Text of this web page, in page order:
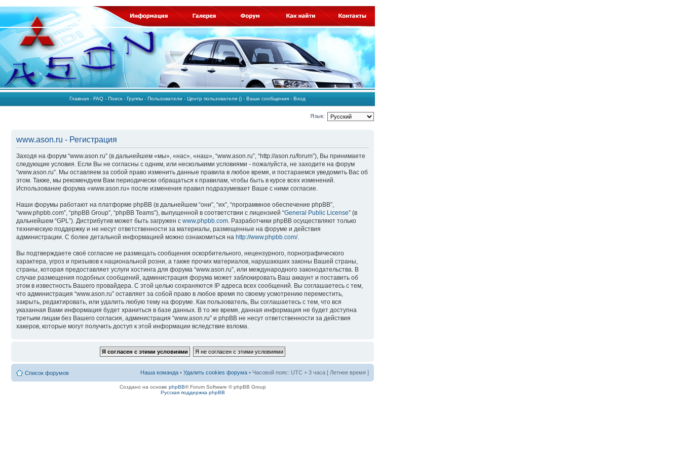
Главная - FAQ - Поиск - Группы - Пользователи - Центр пользователя () - Ваши сообщения - Вход
Язык:
www.ason.ru - Регистрация
Заходя на форум “www.ason.ru” (в дальнейшем «мы», «нас», «наш», “www.ason.ru”, “http://ason.ru/forum”), Вы принимаете
следующие условия. Если Вы не согласны с одним, или несколькими условиями - пожалуйста, не заходите на форум
“www.ason.ru”. Мы оставляем за собой право изменить данные правила в любое время, и постараемся уведомить Вас об
этом. Также, мы рекомендуем Вам периодически обращаться к правилам, чтобы быть в курсе всех изменений.
Использование форума «www.ason.ru» после изменения правил подразумевает Ваше с ними согласие.
Наши форумы работают на платформе phpBB (в дальнейшем “они”, “их”, “программное обеспечение phpBB”,
“www.phpbb.com”, “phpBB Group”, “phpBB Teams”), выпущенной в соответствии с лицензией “General Public License” (в
дальнейшем “GPL”). Дистрибутив может быть загружен с www.phpbb.com . Разработчики phpBB осуществляют только
техническую поддержку и не несут ответственности за материалы, размещенные на форуме и действия
администрации. С более детальной информацией можно ознакомиться на http://www.phpbb.com/.
Вы подтверждаете своё согласие не размещать сообщения оскорбительного, нецензурного, порнографического
характера, угроз и призывов к национальной розни, а также прочих материалов, нарушаюших законы Вашей страны,
страны, которая предоставляет услуги хостинга для форума “www.ason.ru”, или международного законодательства. В
случае размещения подобных сообщений, администрация форума может заблокировать Ваш аккаунт и поставить об
этом в известность Вашего провайдера. С этой целью сохраняются IP адреса всех сообщений. Вы соглашаетесь с тем,
что администрация “www.ason.ru” оставляет за собой право в любое время по своему усмотрению переместить,
закрыть, редактировать, или удалить любую тему на форуме. Как пользователь, Вы соглашаетесь с тем, что вся
указанная Вами информация будет храниться в базе данных. В то же время, данная информация не будет доступна
третьим лицам без Вашего согласия, администрация “www.ason.ru” и phpBB не несут ответственности за действия
хакеров, которые могут получить доступ к этой информации вследствие взлома.
Список форумов Наша команда • Удалить cookies форума • Часовой пояс: UTC + 3 часа [ Летнее время ]
Создано на основе phpBB® Forum Software © phpBB Group
Русская поддержка phpBB